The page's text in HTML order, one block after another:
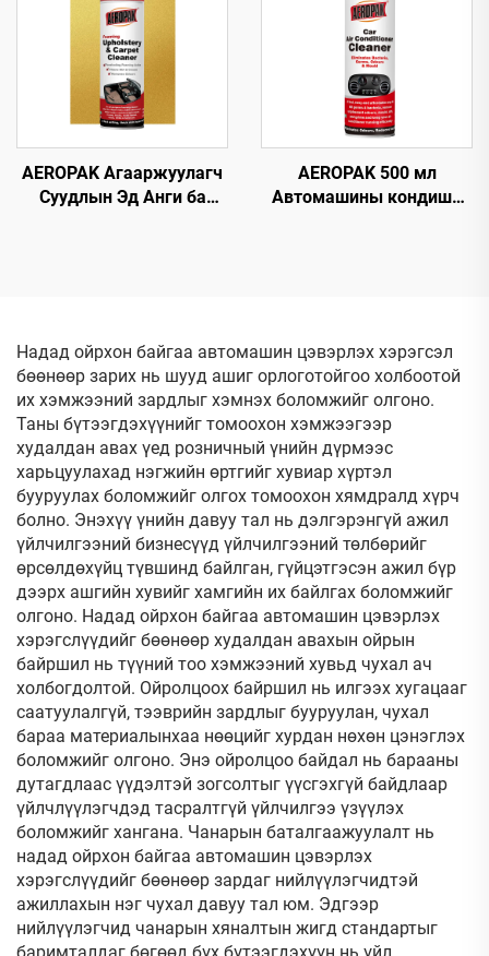
Хамт Ашиглах
AEROPAK Агааржуулагч
Суудлын Эд Анги ба
AEROPAK 500 мл
Автомашины кондишн
Надад ойрхон байгаа автомашин цэвэрлэх хэрэгсэл
бөөнөөр зарих нь шууд ашиг орлоготойгоо холбоотой
их хэмжээний зардлыг хэмнэх боломжийг олгоно.
Таны бүтээгдэхүүнийг томоохон хэмжээгээр
худалдан авах үед розничный үнийн дүрмээс
харьцуулахад нэгжийн өртгийг хувиар хүртэл
бууруулах боломжийг олгох томоохон хямдралд хүрч
болно. Энэхүү үнийн давуу тал нь дэлгэрэнгүй ажил
үйлчилгээний бизнесүүд үйлчилгээний төлбөрийг
өрсөлдөхүйц түвшинд байлган, гүйцэтгэсэн ажил бүр
дээрх ашгийн хувийг хамгийн их байлгах боломжийг
олгоно. Надад ойрхон байгаа автомашин цэвэрлэх
хэрэгслүүдийг бөөнөөр худалдан авахын ойрын
байршил нь түүний тоо хэмжээний хувьд чухал ач
холбогдолтой. Ойролцоох байршил нь илгээх хугацааг
саатуулалгүй, тээврийн зардлыг бууруулан, чухал
бараа материалынхаа нөөцийг хурдан нөхөн цэнэглэх
боломжийг олгоно. Энэ ойролцоо байдал нь барааны
дутагдлаас үүдэлтэй зогсолтыг үүсгэхгүй байдлаар
үйлчлүүлэгчдэд тасралтгүй үйлчилгээ үзүүлэх
боломжийг хангана. Чанарын баталгаажуулалт нь
надад ойрхон байгаа автомашин цэвэрлэх
хэрэгслүүдийг бөөнөөр зардаг нийлүүлэгчидтэй
ажиллахын нэг чухал давуу тал юм. Эдгээр
нийлүүлэгчид чанарын хяналтын жигд стандартыг